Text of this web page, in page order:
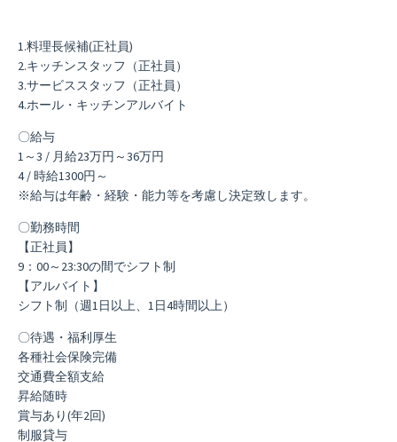
1.料理長候補(正社員)
2.キッチンスタッフ（正社員）
3.サービススタッフ（正社員）
4.ホール・キッチンアルバイト
〇給与
1～3 / 月給23万円～36万円
4 / 時給1300円～
※給与は年齢・経験・能力等を考慮し決定致します。
〇勤務時間
【正社員】
9：00～23:30の間でシフト制
【アルバイト】
シフト制（週1日以上、1日4時間以上）
〇待遇・福利厚生
各種社会保険完備
交通費全額支給
昇給随時
賞与あり(年2回)
制服貸与